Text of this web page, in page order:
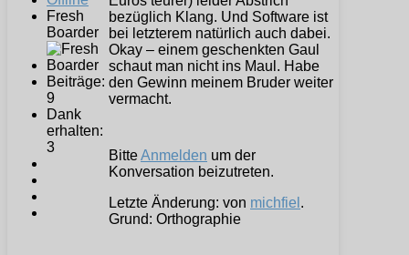
Fresh
Boarder
Beiträge:
9
Dank
erhalten:
3
bezüglich Klang. Und Software ist
bei letzterem natürlich auch dabei.
Okay – einem geschenkten Gaul
schaut man nicht ins Maul. Habe
den Gewinn meinem Bruder weiter
vermacht.
BitteAnmelden um der
Konversation beizutreten.
Letzte Änderung: von michfiel .
Grund: Orthographie